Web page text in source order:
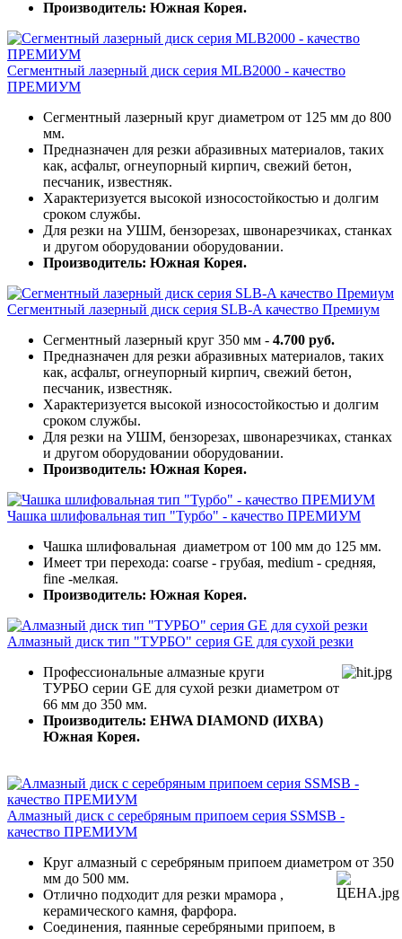
Производитель: Южная Корея.
Сегментный лазерный диск серия MLB2000 - качество
ПРЕМИУМ
Сегментный лазерный круг диаметром от 125 мм до 800
мм.
Предназначен для резки абразивных материалов, таких
как, асфальт, огнеупорный кирпич, свежий бетон,
песчаник, известняк.
Характеризуется высокой износостойкостью и долгим
сроком службы.
Для резки на УШМ, бензорезах, швонарезчиках, станках
и другом оборудовании оборудовании.
Производитель: Южная Корея.
Сегментный лазерный диск серия SLB-A качество Премиум
Сегментный лазерный круг 350 мм - 4.700 руб.
Предназначен для резки абразивных материалов, таких
как, асфальт, огнеупорный кирпич, свежий бетон,
песчаник, известняк.
Характеризуется высокой износостойкостью и долгим
сроком службы.
Для резки на УШМ, бензорезах, швонарезчиках, станках
и другом оборудовании оборудовании.
Производитель: Южная Корея.
Чашка шлифовальная тип "Турбо" - качество ПРЕМИУМ
Чашка шлифовальная диаметром от 100 мм до 125 мм.
Имеет три перехода: coarse - грубая, medium - средняя,
fine -мелкая.
Производитель: Южная Корея.
Алмазный диск тип "ТУРБО" серия GE для сухой резки
Профессиональные алмазные круги
ТУРБО серии GE для сухой резки диаметром от
66 мм до 350 мм.
Производитель: EHWA DIAMOND (ИХВА)
Южная Корея.
Алмазный диск с серебряным припоем серия SSMSB -
качество ПРЕМИУМ
Круг алмазный с серебряным припоем диаметром от 350
мм до 500 мм.
Отлично подходит для резки мрамора ,
керамического камня, фарфора.
Соединения, паянные серебряными припоем, в